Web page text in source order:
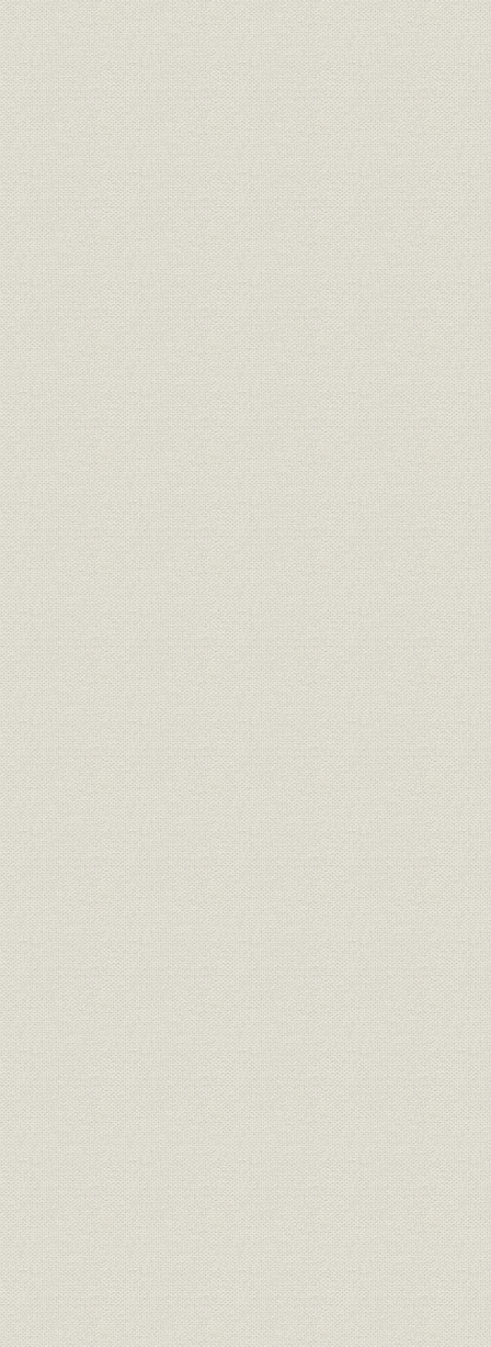
第2節 「健全なる積極進取」の経営
第3節 大衆化時代の銀行業務と預金増強
第4節 融資体制の整備
第5節 事務合理化への取組み
第6節 人事諸制度の整備
第7節 業績推移
口絵
第5章 第二次高度経済成長と「百万一心・新銀行」(昭和40年~昭和49年)
第1節 第二次高度経済成長期から転換期へ
第2節 本店新築と「百万一心・新銀行」
第3節 経営基盤の確立と体質の強化
第4節 大衆化の進展と業容拡大
第5節 国際業務の拡充
第6節 事務の効率化、機械化の推進
第7節 人事制度の改定と研修体系、福利厚生の充実
第8節 記念事業と社会貢献活動
第9節 業績推移
第6章 安定経済成長と「ふるさと銀行」の創造(昭和49年~昭和60年)
第1節 経済・金融の変革期を迎えて
第2節 新体制の発足と創業100周年
第3節 安定成長時代への対応
第4節 金融自由化に向けて
第5節 総合オンライン体制と事務の効率化
第6節 人事諸制度の改定
第7節 徳山東支店の不祥事件
第8節 業績推移
第7章 金融自由化とサウンドバンキングの追求(昭和60年~平成4年)
第1節 国際化と自由化の中で
第2節 サウンドバンキングのさらなる追求
第3節 自由化に対応した商品とサービス